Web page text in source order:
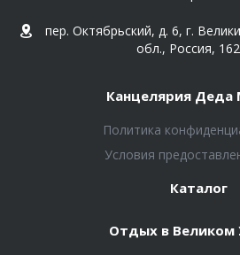
пер. Октябрьский, д. 6, г.
обл., Россия,
Канцелярия Деда
Политика
Условия
Каталог
Отдых в Великом